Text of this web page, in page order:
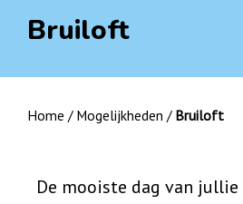
Bruiloft
Home / Mogelijkheden / Bruiloft
De mooiste dag van